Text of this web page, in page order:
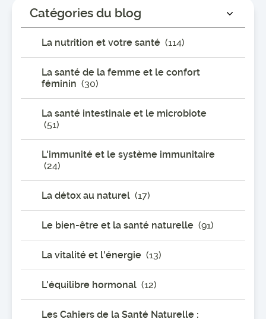
Catégories du blog
La nutrition et votre santé (114)
La santé de la femme et le confort
féminin (30)
La santé intestinale et le microbiote
(51)
L'immunité et le système immunitaire
(24)
La détox au naturel (17)
Le bien-être et la santé naturelle (91)
La vitalité et l'énergie (13)
L'équilibre hormonal (12)
Les Cahiers de la Santé Naturelle :